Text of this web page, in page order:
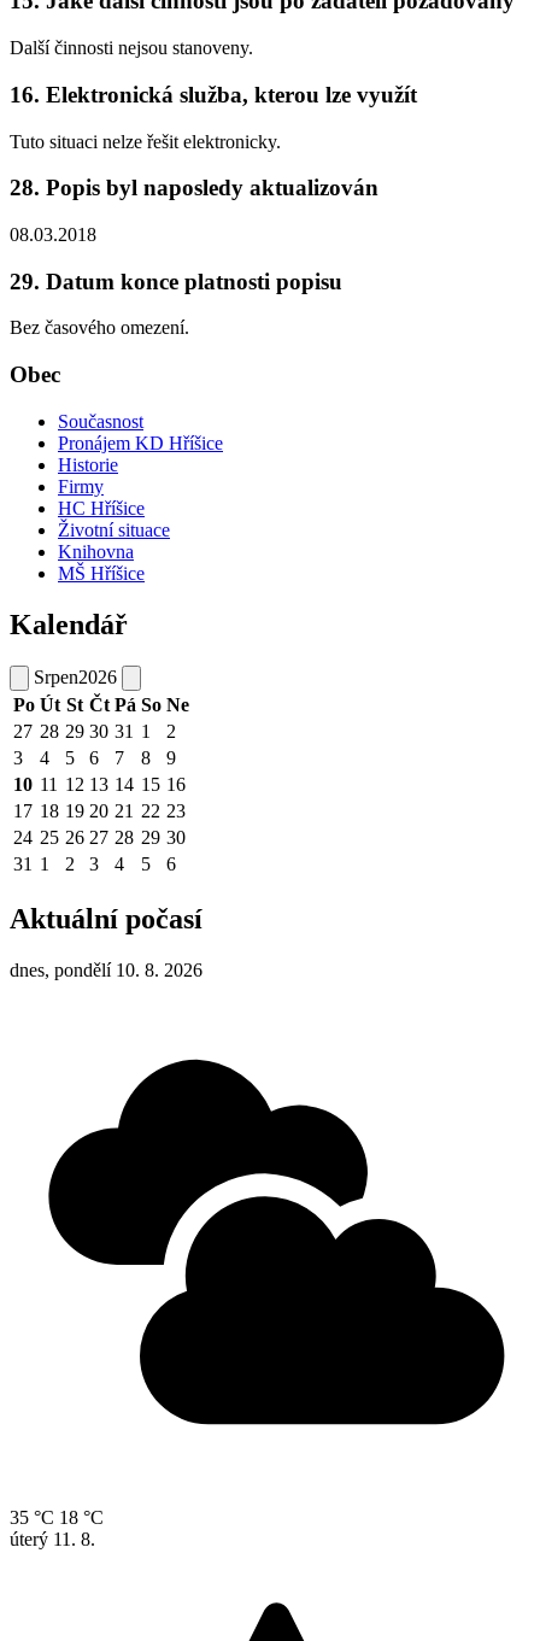
Další činnosti nejsou stanoveny.
16. Elektronická služba, kterou lze využít
Tuto situaci nelze řešit elektronicky.
28. Popis byl naposledy aktualizován
08.03.2018
29. Datum konce platnosti popisu
Bez časového omezení.
Obec
Současnost
Pronájem KD Hříšice
Historie
Firmy
HC Hříšice
Životní situace
Knihovna
MŠ Hříšice
Kalendář
Srpen2026
Po Út St Čt Pá So Ne
27 28 29 30 31 1
2
3
4 5 6 7 8
9
10 11 12 13 14 15 16
17 18 19 20 21 22 23
24 25 26 27 28 29 30
31 1 2 3 4 5 6
Aktuální počasí
dnes, pondělí 10. 8. 2026
35 °C 18 °C
úterý 11. 8.